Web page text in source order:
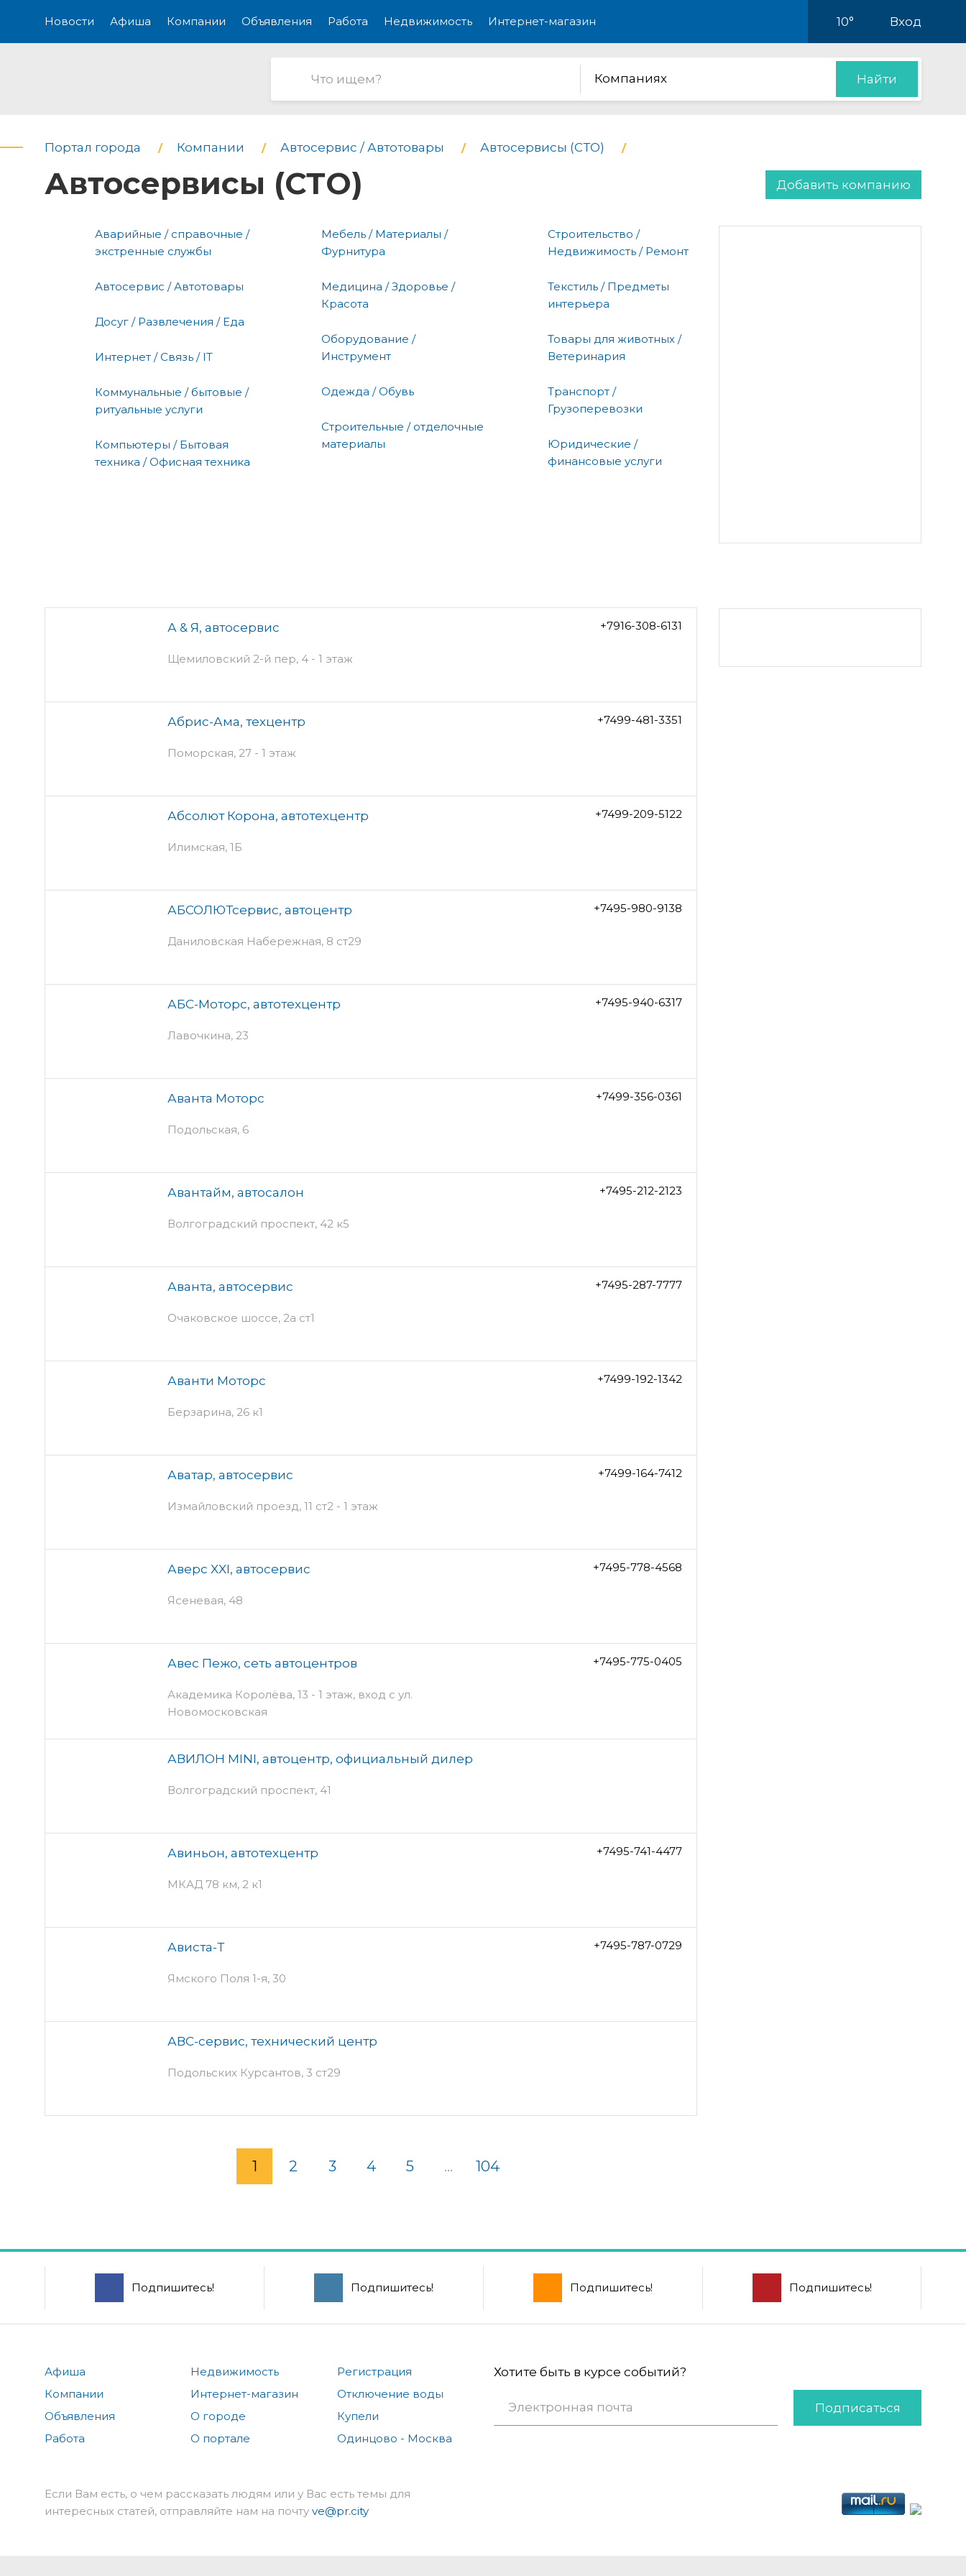
Новости Афиша Компании Объявления Работа Недвижимость Интернет-магазин 10° Вход
Компаниях Найти
Портал города Компании Автосервис / Автотовары Автосервисы (СТО)
Автосервисы (СТО) Добавить компанию
Аварийные / справочные /
экстренные службы
Автосервис / Автотовары
Досуг / Развлечения / Еда
Интернет / Связь / IT
Коммунальные / бытовые /
ритуальные услуги
Компьютеры / Бытовая
техника / Офисная техника
Мебель / Материалы /
Фурнитура
Медицина / Здоровье /
Красота
Оборудование /
Инструмент
Одежда / Обувь
Строительные / отделочные
материалы
Строительство /
Недвижимость / Ремонт
Текстиль / Предметы
интерьера
Товары для животных /
Ветеринария
Транспорт /
Грузоперевозки
Юридические /
финансовые услуги
А & Я, автосервис
Щемиловский 2-й пер, 4 - 1 этаж
+7916-308-6131
Абрис-Ама, техцентр
Поморская, 27 - 1 этаж
+7499-481-3351
Абсолют Корона, автотехцентр
Илимская, 1Б
+7499-209-5122
АБСОЛЮТсервис, автоцентр
Даниловская Набережная, 8 ст29
+7495-980-9138
АБС-Моторс, автотехцентр
Лавочкина, 23
+7495-940-6317
Аванта Моторс
Подольская, 6
+7499-356-0361
Авантайм, автосалон
Волгоградский проспект, 42 к5
+7495-212-2123
Аванта, автосервис
Очаковское шоссе, 2а ст1
+7495-287-7777
Аванти Моторс
Берзарина, 26 к1
+7499-192-1342
Аватар, автосервис
Измайловский проезд, 11 ст2 - 1 этаж
+7499-164-7412
Аверс XXI, автосервис
Ясеневая, 48
+7495-778-4568
Авес Пежо, сеть автоцентров
Академика Королёва, 13 - 1 этаж, вход с ул.
Новомосковская
+7495-775-0405
АВИЛОН MINI, автоцентр, официальный дилер
Волгоградский проспект, 41
Авиньон, автотехцентр
МКАД 78 км, 2 к1
+7495-741-4477
Ависта-Т
Ямского Поля 1-я, 30
+7495-787-0729
АВС-сервис, технический центр
Подольских Курсантов, 3 ст29
1 2 3 4 5 ... 104
Подпишитесь! Подпишитесь! Подпишитесь! Подпишитесь!
Афиша
Компании
Объявления
Работа
Недвижимость
Интернет-магазин
О городе
О портале
Регистрация
Отключение воды
Купели
Одинцово - Москва
Хотите быть в курсе событий?
Подписаться
Если Вам есть, о чем рассказать людям или у Вас есть темы для
интересных статей, отправляйте нам на почту ve@pr.city